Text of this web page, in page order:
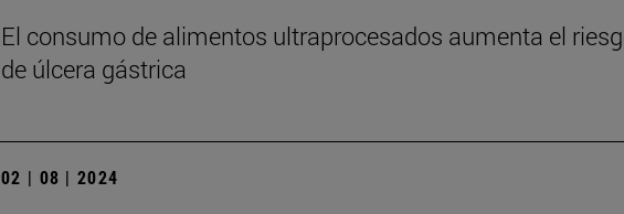
El consumo de alimentos ultraprocesados aumenta el
de úlcera gástrica
02 | 08 | 2024